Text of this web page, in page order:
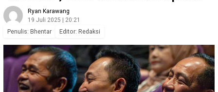
Ryan Karawang
19 Juli 2025 | 20:21
Penulis: Bhentar Editor: Redaksi